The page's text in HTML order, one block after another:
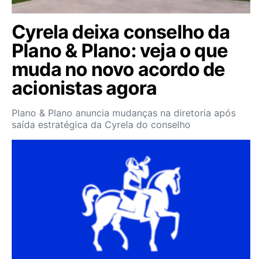
Cyrela deixa conselho da
Plano & Plano: veja o que
muda no novo acordo de
acionistas agora
Plano & Plano anuncia mudanças na diretoria após
saída estratégica da Cyrela do conselho